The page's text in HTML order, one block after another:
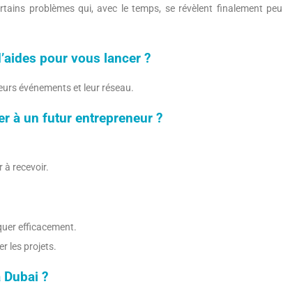
problèmes qui, avec le temps, se révèlent finalement peu
pour vous lancer ?
événements et leur réseau.
à un futur entrepreneur ?
à recevoir.
efficacement.
les projets.
?